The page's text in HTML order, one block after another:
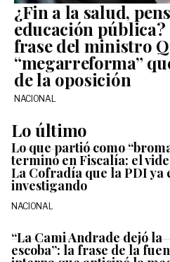
¿Fin a la salud,
educación
frase del ministro
“megarreforma”
de la oposición
NACIONAL
Lo último
Lo que partió como
terminó en Fiscalía: el
La Cofradía que la PDI ya
investigando
NACIONAL
“La Cami Andrade dejó la
escoba”: la frase de la